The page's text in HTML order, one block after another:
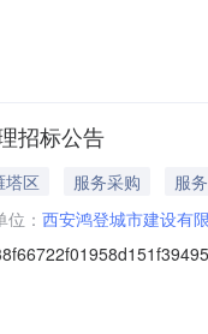
城市建设有限公司地址
招标公告
塔区 服务采购
服务
： 西安鸿登城市建设有
围规模由西安鸿登城市